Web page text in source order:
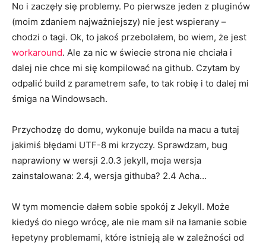
No i zaczęły się problemy. Po pierwsze jeden z pluginów
(moim zdaniem najważniejszy) nie jest wspierany –
chodzi o tagi. Ok, to jakoś przebolałem, bo wiem, że jest
workaround. Ale za nic w świecie strona nie chciała i
dalej nie chce mi się kompilować na github. Czytam by
odpalić build z parametrem safe, to tak robię i to dalej mi
śmiga na Windowsach.
Przychodzę do domu, wykonuje builda na macu a tutaj
jakimiś błędami UTF-8 mi krzyczy. Sprawdzam, bug
naprawiony w wersji 2.0.3 jekyll, moja wersja
zainstalowana: 2.4, wersja githuba? 2.4 Acha…
W tym momencie dałem sobie spokój z Jekyll. Może
kiedyś do niego wrócę, ale nie mam sił na łamanie sobie
łepetyny problemami, które istnieją ale w zależności od